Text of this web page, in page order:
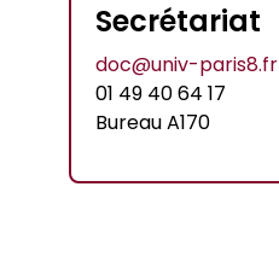
Secrétariat
doc@univ-paris8.fr
01 49 40 64 17
Bureau A170